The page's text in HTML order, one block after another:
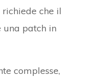
che il
patch in
complesse,